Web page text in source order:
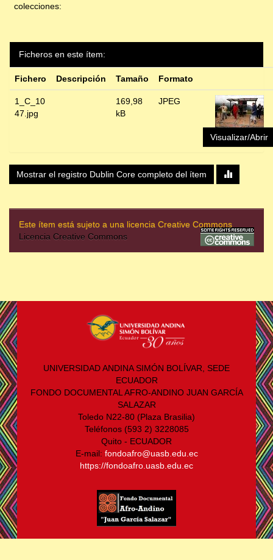
colecciones:
Ficheros en este ítem:
Fichero Descripción Tamaño Formato
1_C_10
47.jpg
169,98
kB
JPEG
Visualizar/Abrir
Mostrar el registro Dublin Core completo del ítem
Este ítem está sujeto a una licencia Creative Commons
Licencia Creative Commons
UNIVERSIDAD ANDINA SIMÓN BOLÍVAR, SEDE
ECUADOR
FONDO DOCUMENTAL AFRO-ANDINO JUAN GARCÍA
SALAZAR
Toledo N22-80 (Plaza Brasilia)
Teléfonos (593 2) 3228085
Quito - ECUADOR
E-mail: fondoafro@uasb.edu.ec
https://fondoafro.uasb.edu.ec